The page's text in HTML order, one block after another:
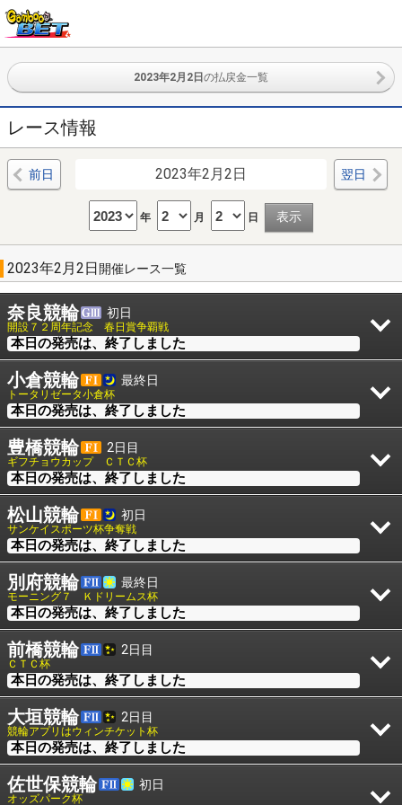
2023年2月2日 の払戻金一覧
レース情報
前日 2023年2月2日 翌日
年 月 日
2023年2月2日開催レース一覧
奈良競輪 初日
開設７２周年記念 春日賞争覇戦
本日の発売は、終了しました
小倉競輪 最終日
トータリゼータ小倉杯
本日の発売は、終了しました
豊橋競輪 2日目
ギフチョウカップ ＣＴＣ杯
本日の発売は、終了しました
松山競輪 初日
サンケイスポーツ杯争奪戦
本日の発売は、終了しました
別府競輪 最終日
モーニング７ Ｋドリームス杯
本日の発売は、終了しました
前橋競輪 2日目
ＣＴＣ杯
本日の発売は、終了しました
大垣競輪 2日目
競輪アプリはウィンチケット杯
本日の発売は、終了しました
佐世保競輪 初日
オッズパーク杯